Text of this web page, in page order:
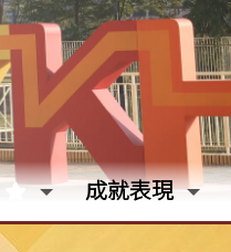
成就表現